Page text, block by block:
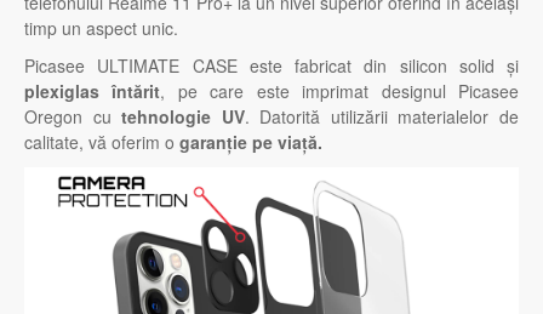
timp un aspect unic.
Picasee ULTIMATE CASE este fabricat din silicon solid și
plexiglas întărit, pe care este imprimat designul Picasee
Oregon cutehnologie UV. Datorită utilizării materialelor de
calitate, vă oferim o garanție pe viață.